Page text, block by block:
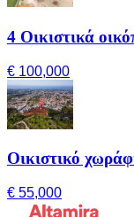
4 Οικιστικά
€ 100,000
Οικιστικό
€ 55,000